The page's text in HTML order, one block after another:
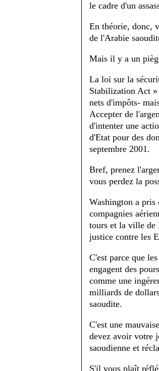
le cadre d'un
En théorie, donc,
de l'Arabie
Mais il y a un
La loi sur la
Stabilization Act
nets d'impôts-
Accepter de
d'intenter une
d'Etat pour des
septembre 2001.
Bref, prenez
vous perdez la
Washington a pris
compagnies
tours et la ville de
justice contre les
C'est parce que
engagent des
comme une
milliards de
saoudite.
C'est une
devez avoir votre
saoudienne et
S'il vous plaît